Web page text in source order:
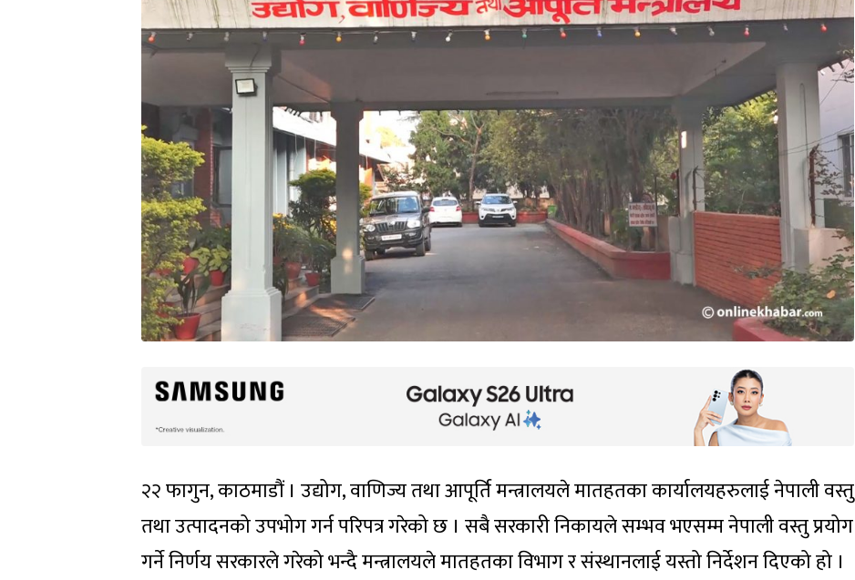
२२ फागुन, काठमाडौं । उद्योग, वाणिज्य तथा आपूर्ति मन्त्रालयले मातहतका कार्यालयहरुलाई नेपाली वस्तु
तथा उत्पादनको उपभोग गर्न परिपत्र गरेको छ । सबै सरकारी निकायले सम्भव भएसम्म नेपाली वस्तु प्रयोग
गर्ने निर्णय सरकारले गरेको भन्दै मन्त्रालयले मातहतका विभाग र संस्थानलाई यस्तो निर्देशन दिएको हो ।